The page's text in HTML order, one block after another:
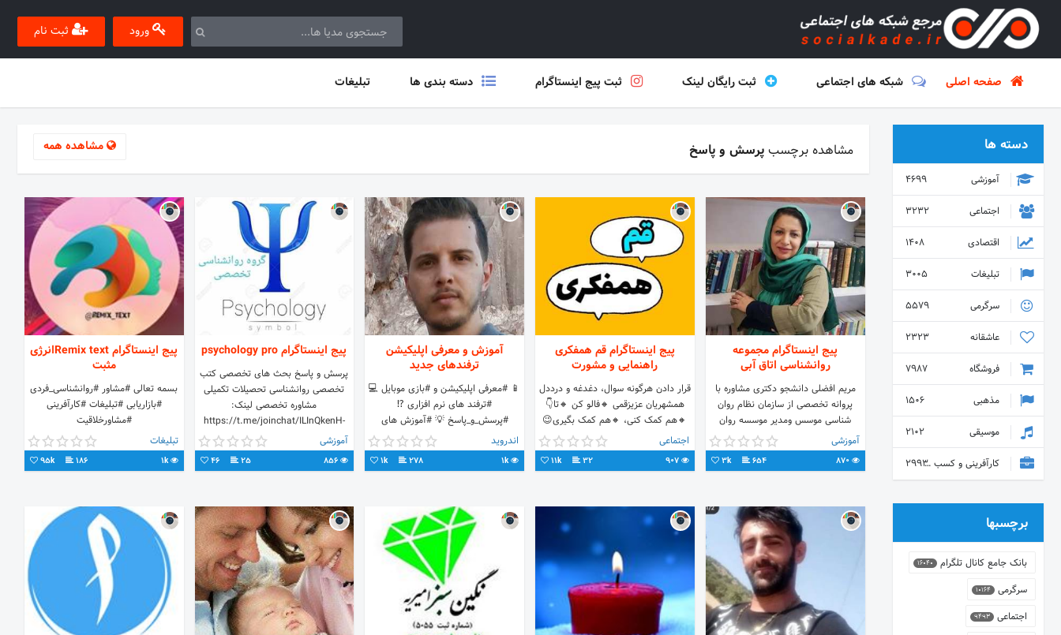
ورود ثبت نام
صفحه اصلی شبکه های اجتماعی ثبت رایگان لینک ثبت پیج اینستاگرام دسته بندی ها تبلیغات
مشاهده برچسب پرسش و پاسخ مشاهده همه
پیج اینستاگرام مجموعه
روانشناسی اتاق آبی
مریم افضلی دانشجو دکتری مشاوره با
پروانه تخصصی از سازمان نظام روان
شناسی موسس ومدیر موسسه روان
شناسی اتاق آبی آرام شماره ثبت 50749
مدیر مدرسه اتیسم
آموزشی
870
654
3k
پیج اینستاگرام قم همفکری
راهنمایی و مشورت
قرار دادن هرگونه سوال، دغدغه و درددل
همشهریان عزیزقمی 🔸فالو کن 🔸تا👇
🔸هم کمک کنی، 🔸هم کمک بگیری😉
🔸همفکری بیشتر، زندگی بهتر 🌈 راه
ارتباطی 👈دایرکت
اجتماعی
907
32
11k
آموزش و معرفی اپلیکیشن
ترفندهای جدید
📱 #معرفی اپلیکیشن و #بازی موبایل 💻
#ترفند های نرم افزاری ⁉️
#پرسش_و_پاسخ 💡 #آموزش های
کاربردی
اندروید
1k
278
1k
پیج اینستاگرام psychology pro
پرسش و پاسخ بحث های تخصصی کتب
تخصصی روانشناسی تحصیلات تکمیلی
مشاوره تخصصی لینک:
https://t.me/joinchat/ILInQkenH-
YcIYUYtzs17w کانال:
@psychology_pro
آموزشی
856
25
46
پیج اینستاگرام Remix textانرژی
مثبت
بسمه تعالی #مشاور #روانشناسی_فردی
#بازاریابی #تبلیغات #کارآفرینی
#مشاورخلاقیت
تبلیغات
1k
186
95k
دسته ها
آموزشی
4699
اجتماعی
3232
اقتصادی
1408
تبلیغات
3005
سرگرمی
5579
عاشقانه
2323
فروشگاه
7987
مذهبی
1506
موسیقی
2102
کارآفرینی و کسب و کار 2993
برچسبها
بانک جامع کانال تلگرام 16040
سرگرمی 10164
اجتماعی 9493